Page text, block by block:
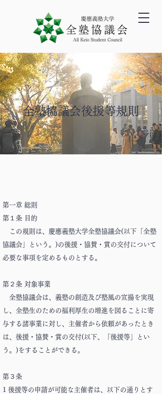
全塾協議会後援等規則
第一章 総則
第１条 目的
この規則は、慶應義塾大学全塾協議会(以下「全塾
協議会」という。)の後援・協賛・賞の交付について
必要な事項を定めるものとする。
第２条 対象事業
全塾協議会は、義塾の創造及び塾風の宣揚を実現
し、全塾生のための福利厚生の増進を図ることに寄
与する諸事業に対し、主催者から依頼があったとき
は、後援・協賛・賞の交付(以下、「後援等」とい
う。)をすることができる。
第３条
1 後援等の申請が可能な主催者は、以下の通りとす